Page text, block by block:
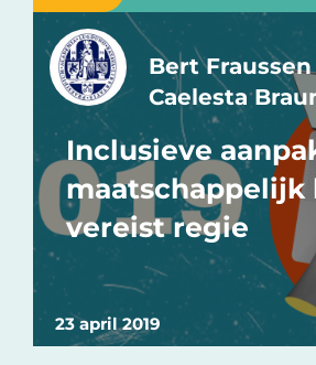
23 april 2019
Bert
Caelesta
Inclusieve
maatschappelijk
vereist regie